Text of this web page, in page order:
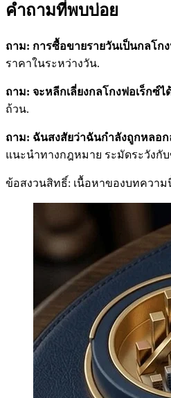
คำถามที่พบบ่อย
ถาม: การซื้อขายรายวันเป็นกลโก
ราคาในระหว่างวัน.
ถาม: จะหลีกเลี่ยงกลโกงฟอเร็กซ์ไ
ถ้วน.
ถาม: ฉันสงสัยว่าฉันกำลังถูกหลอก
แนะนำทางกฎหมาย ระมัดระวัง
ข้อสงวนสิทธิ์: เนื้อหาของบทควา